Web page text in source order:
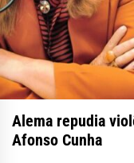
Alema repudia
Afonso Cunha